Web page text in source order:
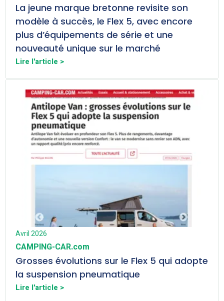
La jeune marque bretonne revisite son
modèle à succès, le Flex 5, avec encore
plus d’équipements de série et une
nouveauté unique sur le marché
Lire l'article >
Avril 2026
CAMPING-CAR.com
Grosses évolutions sur le Flex 5 qui adopte
la suspension pneumatique
Lire l'article >